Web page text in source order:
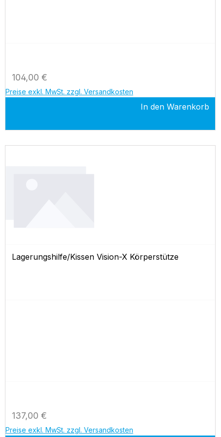
Regulärer Preis:
104,00 €
Preise exkl. MwSt. zzgl. Versandkosten
In den Warenkorb
Lagerungshilfe/Kissen Vision-X Körperstütze
Regulärer Preis:
137,00 €
Preise exkl. MwSt. zzgl. Versandkosten